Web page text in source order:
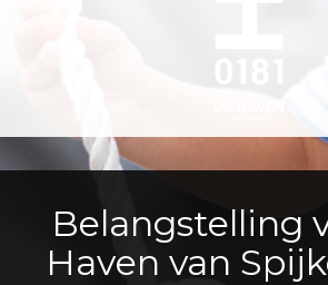
Belangstelling
Haven van